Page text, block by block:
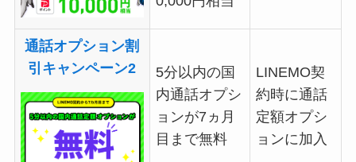
通話オプション割
引キャンペーン2
5分以内の国
内通話オプシ
ョンが7ヵ月
目まで無料
LINEMO契
約時に通話
定額オプシ
ョンに加入